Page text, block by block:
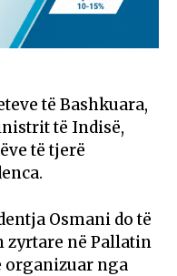
të Bashkuara,
të Indisë,
të tjerë
Osmani do të
zyrtare në Pallatin
organizuar nga